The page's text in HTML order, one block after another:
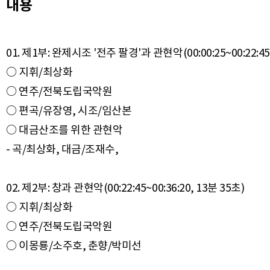
내용
01. 제1부: 완제시조 '전주 팔경'과 관현악
○ 지휘/최상화
○ 연주/전북도립국악원
○ 편곡/유장영, 시조/임산본
○ 대금산조를 위한 관현악
- 곡/최상화, 대금/조재수,
02. 제2부: 창과 관현악(00:22:45~00:36:20, 13분 35초)
○ 지휘/최상화
○ 연주/전북도립국악원
○ 이몽룡/소주호, 춘향/박미선